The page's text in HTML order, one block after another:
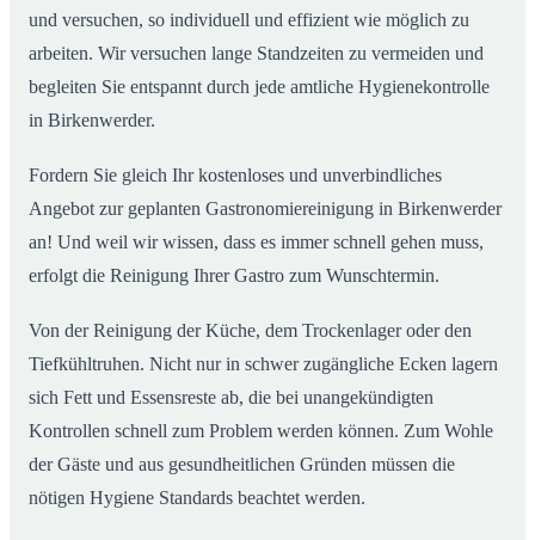
und versuchen, so individuell und effizient wie möglich zu
arbeiten. Wir versuchen lange Standzeiten zu vermeiden und
begleiten Sie entspannt durch jede amtliche Hygienekontrolle
in Birkenwerder.
Fordern Sie gleich Ihr kostenloses und unverbindliches
Angebot zur geplanten Gastronomiereinigung in Birkenwerder
an! Und weil wir wissen, dass es immer schnell gehen muss,
erfolgt die Reinigung Ihrer Gastro zum Wunschtermin.
Von der Reinigung der Küche, dem Trockenlager oder den
Tiefkühltruhen. Nicht nur in schwer zugängliche Ecken lagern
sich Fett und Essensreste ab, die bei unangekündigten
Kontrollen schnell zum Problem werden können. Zum Wohle
der Gäste und aus gesundheitlichen Gründen müssen die
nötigen Hygiene Standards beachtet werden.